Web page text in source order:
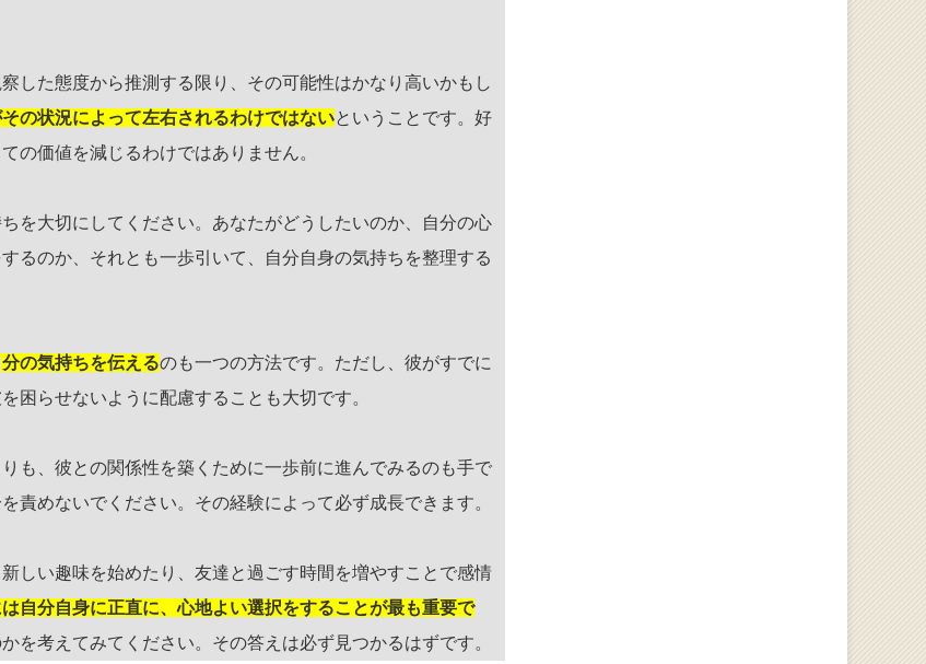
した態度から推測する限り、その可能性はかなり高いかもし
の状況によって左右されるわけではないということです。好
の価値を減じるわけではありません。
を大切にしてください。あなたがどうしたいのか、自分の心
るのか、それとも一歩引いて、自分自身の気持ちを整理する
の気持ちを伝えるのも一つの方法です。ただし、彼がすでに
困らせないように配慮することも大切です。
も、彼との関係性を築くために一歩前に進んでみるのも手で
責めないでください。その経験によって必ず成長できます。
しい趣味を始めたり、友達と過ごす時間を増やすことで感情
自分自身に正直に、心地よい選択をすることが最も重要で
を考えてみてください。その答えは必ず見つかるはずです。